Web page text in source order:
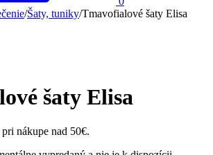
/Šaty, tuniky/Tmavofialové šaty Elisa
šaty Elisa
nákupe nad 50€.